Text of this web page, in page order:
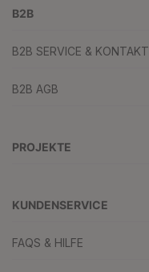
B2B
B2B SERVICE & KONTAKT
B2B AGB
PROJEKTE
KUNDENSERVICE
FAQS & HILFE